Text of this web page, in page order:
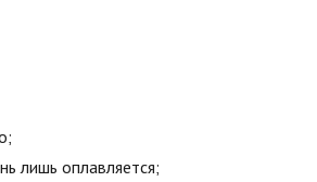
лишь оплавляется;